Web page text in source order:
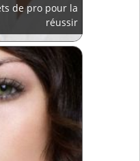
de pro pour la
réussir